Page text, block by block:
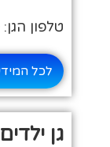
טלפון הגן: 04-8356850
לכל
גן